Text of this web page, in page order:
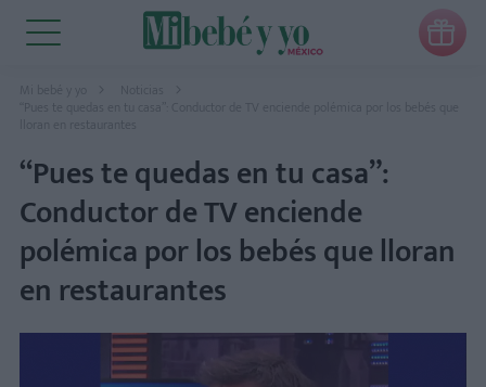

Mi bebé y yo
Noticias
“Pues te quedas en tu casa”: Conductor de TV enciende polémica por los bebés que
lloran en restaurantes
“Pues te quedas en tu casa”:
Conductor de TV enciende
polémica por los bebés que lloran
en restaurantes